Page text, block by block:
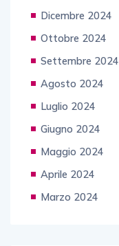
Dicembre 2024
Ottobre 2024
Settembre 2024
Agosto 2024
Luglio 2024
Giugno 2024
Maggio 2024
Aprile 2024
Marzo 2024